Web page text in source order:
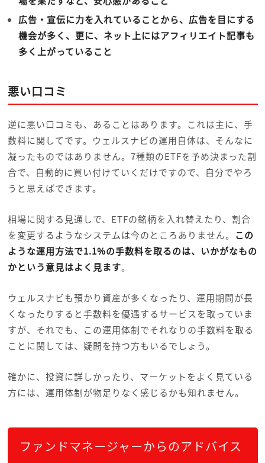
広告・宣伝に力を入れていることから、広告を目にする
機会が多く、更に、ネット上にはアフィリエイト記事も
多く上がっていること
悪い口コミ
逆に悪い口コミも、あることはあります。これは主に、手
数料に関してです。ウェルスナビの運用自体は、そんなに
凝ったものではありません。7種類のETFを予め決まった割
合で、自動的に買い付けていくだけですので、自分でやろ
うと思えばできます。
相場に関する見通しで、ETFの銘柄を入れ替えたり、割合
を変更するようなシステムは今のところありません。 この
ような運用方法で1.1%の手数料を取るのは、いかがなもの
かという意見はよく見ます。
ウェルスナビも預かり資産が多くなったり、運用期間が長
くなったりすると手数料を優遇するサービスを取っていま
すが、それでも、この運用体制でそれなりの手数料を取る
ことに関しては、疑問を持つ方もいるでしょう。
確かに、投資に詳しかったり、マーケットをよく見ている
方には、運用体制が物足りなく感じるかも知れません。
ファンドマネージャーからのアドバイス